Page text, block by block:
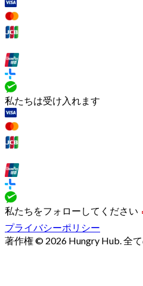
私たちは受け入れます
私たちをフォローしてください
プライバシーポリシー
著作権 © 2026 Hungry Hub. 全